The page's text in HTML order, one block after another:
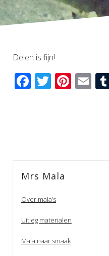
Delen is fijn!
Facebook
Twitter
Mrs Mala
Over mala’s
Uitleg materialen
Mala naar smaak